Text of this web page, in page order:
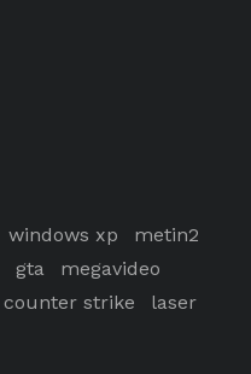
windows xp
metin2
gta
megavideo
counter strike laser